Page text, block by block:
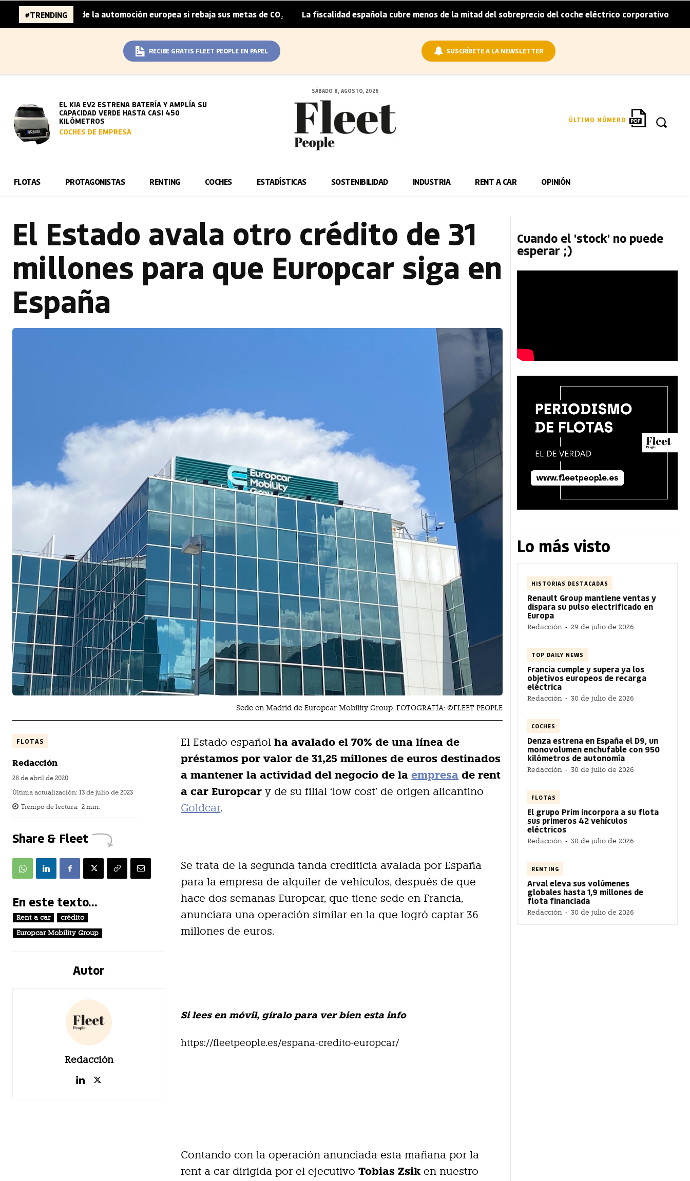
#TRENDING
de la automoción europea si rebaja sus metas de CO₂ | La fiscalidad española cubre menos de la mitad del sobreprecio del coche eléctrico corporativo | Arval
RECIBE GRATIS FLEET PEOPLE EN PAPEL SUSCRÍBETE A LA NEWSLETTER
EL KIA EV2 ESTRENA BATERÍA Y AMPLÍA SU
CAPACIDAD VERDE HASTA CASI 450
KILÓMETROS
COCHES DE EMPRESA
SÁBADO 8, AGOSTO, 2026
ÚLTIMO NÚMERO
FLOTAS PROTAGONISTAS RENTING COCHES ESTADÍSTICAS SOSTENIBILIDAD INDUSTRIA RENT A CAR OPINIÓN
El Estado avala otro crédito de 31
millones para que Europcar siga en
España
Sede en Madrid de Europcar Mobility Group. FOTOGRAFÍA: ©FLEET PEOPLE
FLOTAS
Redacción
28 de abril de 2020
Última actualización: 13 de julio de 2023
Tiempo de lectura: 2 min.
Share & Fleet
En este texto...
Rent a car
crédito
Europcar Mobility Group
Autor
Redacción
El Estado españolha avalado el 70% de una línea de
préstamos por valor de 31,25 millones de euros destinados
a mantener la actividad del negocio de laempresa de rent
a car Europcar y de su filial ‘low cost’ de origen alicantino
Goldcar.
Se trata de la segunda tanda crediticia avalada por España
para la empresa de alquiler de vehículos, después de que
hace dos semanas Europcar, que tiene sede en Francia,
anunciara una operación similar en la que logró captar 36
millones de euros.
Si lees en móvil, gíralo para ver bien esta info
https://fleetpeople.es/espana-credito-europcar/
Contando con la operación anunciada esta mañana por la
rent a car dirigida por el ejecutivoTobias Zsik en nuestro
Cuando el 'stock' no puede
esperar ;)
Lo más visto
HISTORIAS DESTACADAS
Renault Group mantiene ventas y
dispara su pulso electrificado en
Europa
Redacción - 29 de julio de 2026
TOP DAILY NEWS
Francia cumple y supera ya los
objetivos europeos de recarga
eléctrica
Redacción - 30 de julio de 2026
COCHES
Denza estrena en España el D9, un
monovolumen enchufable con 950
kilómetros de autonomía
Redacción - 30 de julio de 2026
FLOTAS
El grupo Prim incorpora a su flota
sus primeros 42 vehículos
eléctricos
Redacción - 30 de julio de 2026
RENTING
Arval eleva sus volúmenes
globales hasta 1,9 millones de
flota financiada
Redacción - 30 de julio de 2026